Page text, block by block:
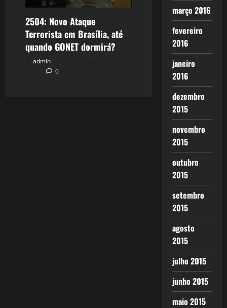
2504: Novo Ataque
Terrorista em Brasília, até
quando GONET dormirá?
admin
0
março 2016
fevereiro
2016
janeiro
2016
dezembro
2015
novembro
2015
outubro
2015
setembro
2015
agosto
2015
julho 2015
junho 2015
maio 2015